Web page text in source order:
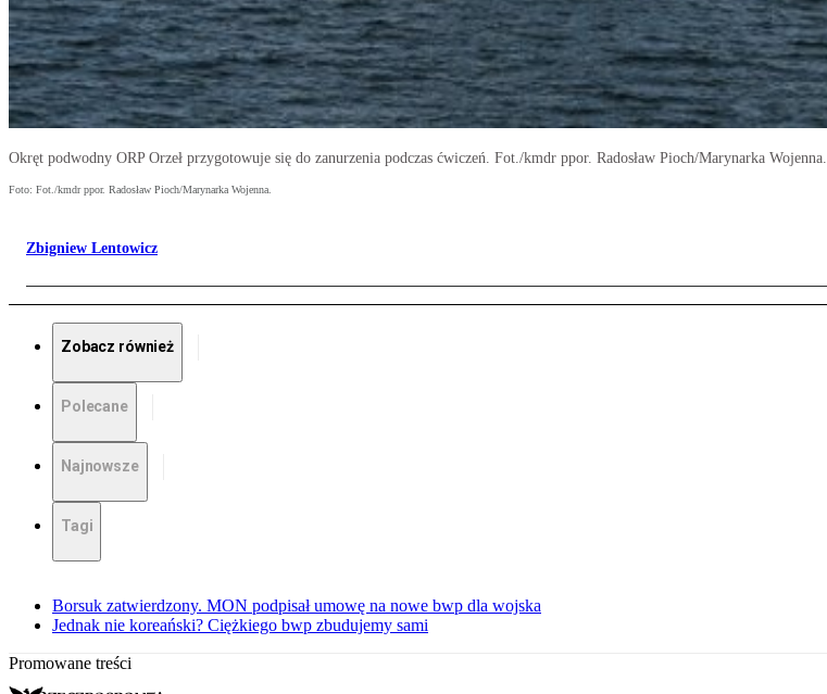
Okręt podwodny ORP Orzeł przygotowuje się do zanurzenia podczas ćwiczeń. Fot./kmdr ppor. Radosław Pioch/Marynarka Wojenna.
Foto: Fot./kmdr ppor. Radosław Pioch/Marynarka Wojenna.
Zbigniew Lentowicz
Zobacz również
Polecane
Najnowsze
Tagi
Borsuk zatwierdzony. MON podpisał umowę na nowe bwp dla wojska
Jednak nie koreański? Ciężkiego bwp zbudujemy sami
Promowane treści